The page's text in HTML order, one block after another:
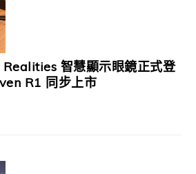
智慧顯示眼鏡正式登
R1 同步上市